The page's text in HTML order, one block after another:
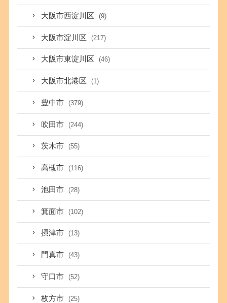
大阪市西淀川区 (9)
大阪市淀川区 (217)
大阪市東淀川区 (46)
大阪市北港区 (1)
豊中市 (379)
吹田市 (244)
茨木市 (55)
高槻市 (116)
池田市 (28)
箕面市 (102)
摂津市 (13)
門真市 (43)
守口市 (52)
枚方市 (25)